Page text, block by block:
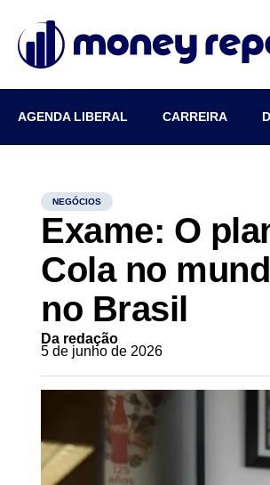
AGENDA LIBERAL CARREIRA
NEGÓCIOS
Exame: O
Cola no
no Brasil
Da redação
5 de junho de 2026